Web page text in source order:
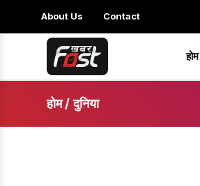
About Us Contact
होम
होम/ दुनिया